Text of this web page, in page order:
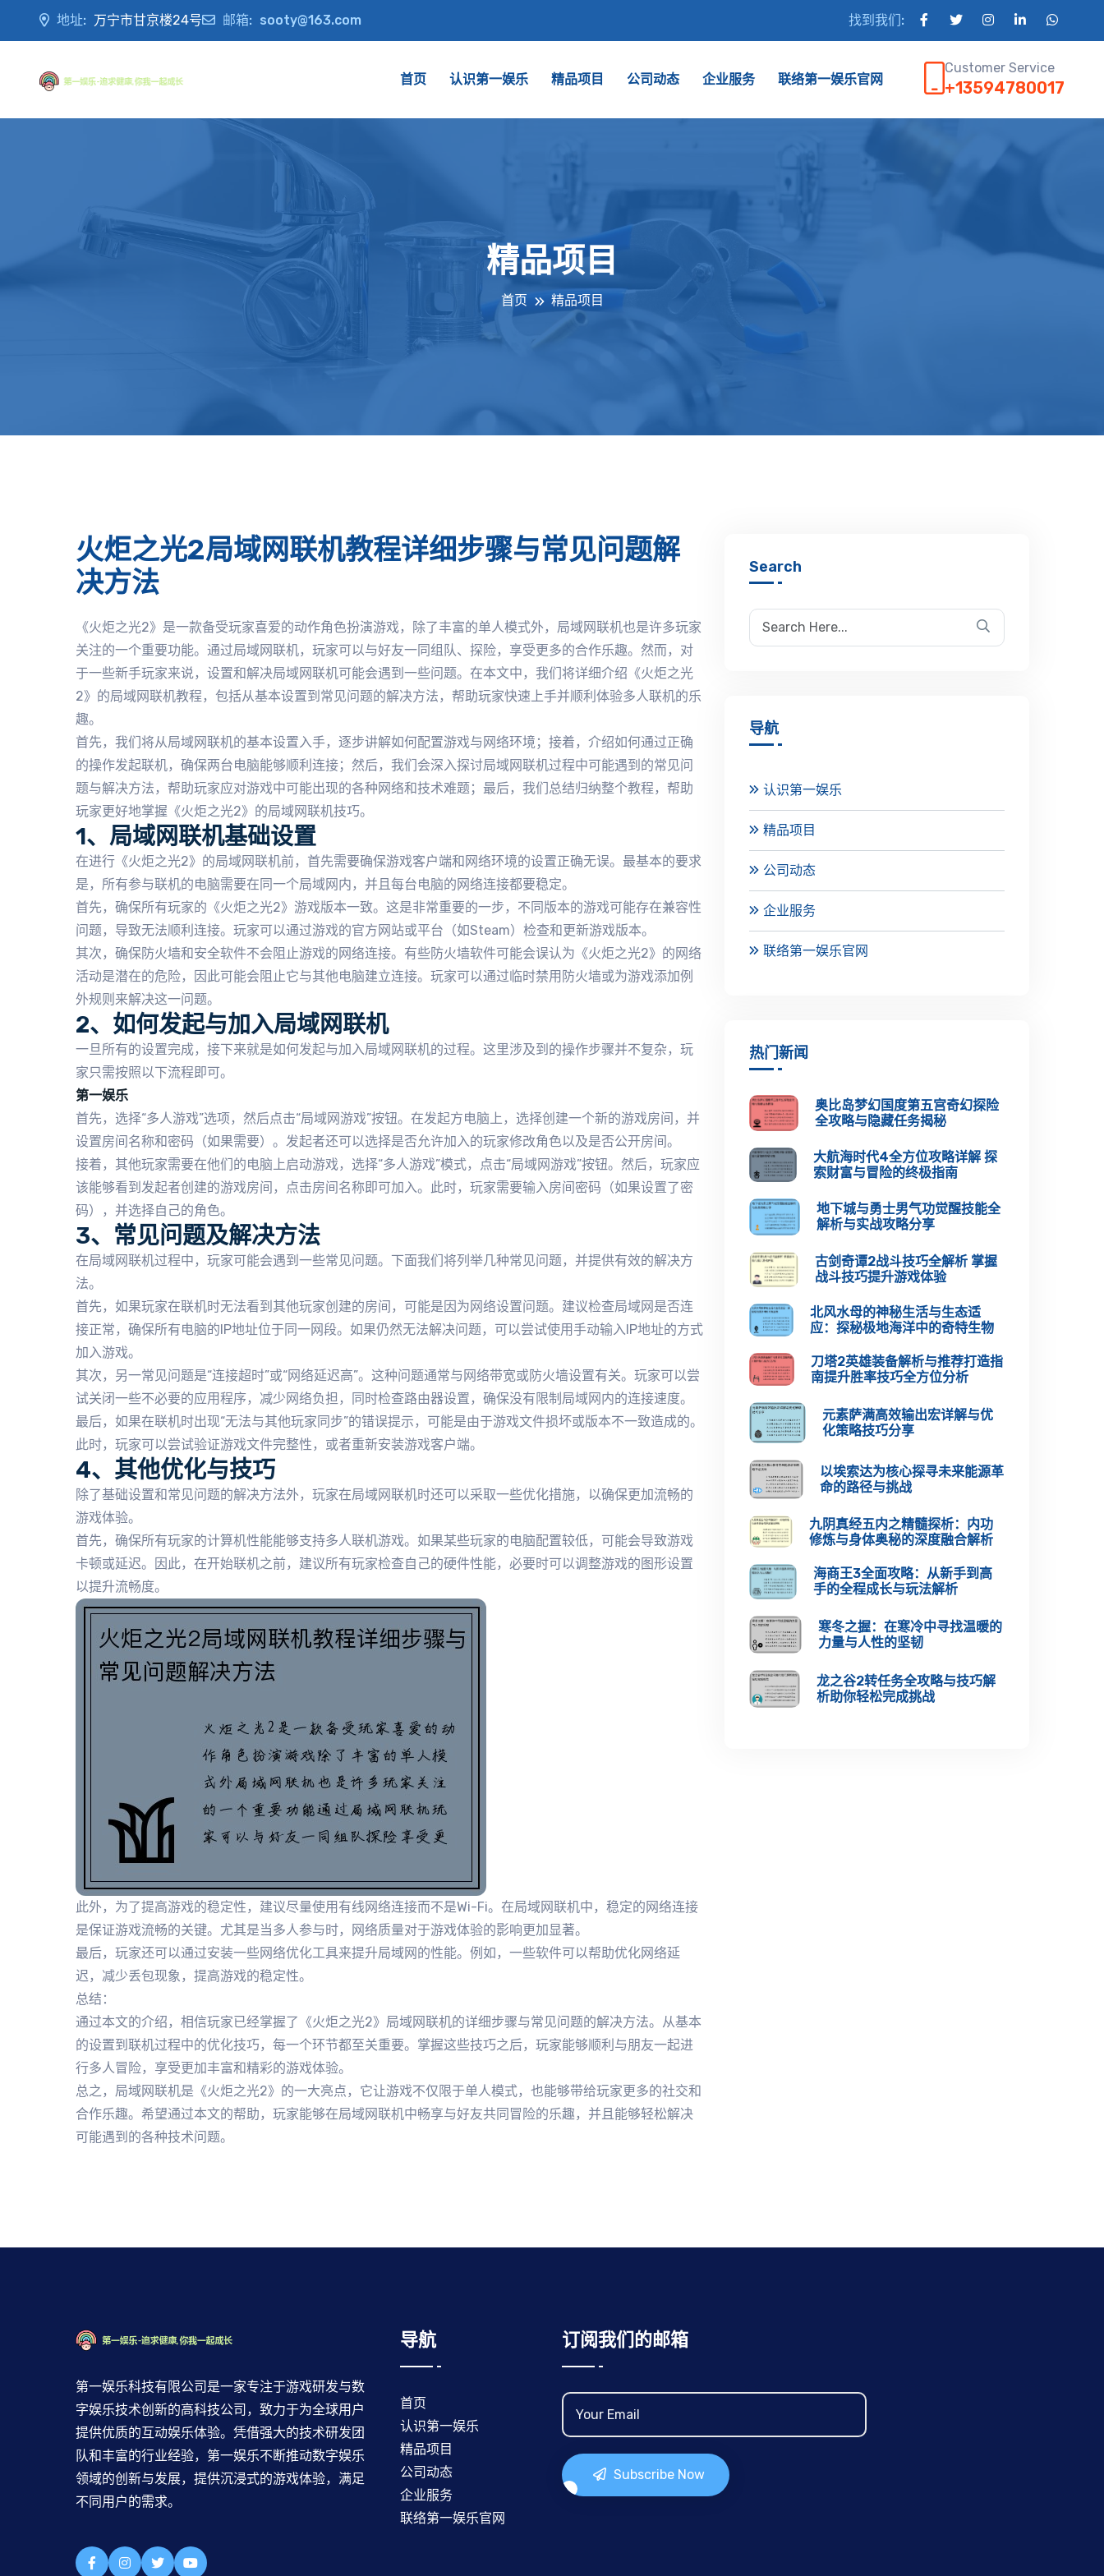
地址: 万宁市甘京楼24号 邮箱: sooty@163.com 找到我们:
首页 认识第一娱乐 精品项目 公司动态 企业服务 联络第一娱乐官网
Customer Service
+13594780017
精品项目
首页 精品项目
火炬之光2局域网联机教程详细步骤与常见问题解
决方法
《火炬之光2》是一款备受玩家喜爱的动作角色扮演游戏，除了丰富的单人模式外，局域网联机也是许多玩家
关注的一个重要功能。通过局域网联机，玩家可以与好友一同组队、探险，享受更多的合作乐趣。然而，对
于一些新手玩家来说，设置和解决局域网联机可能会遇到一些问题。在本文中，我们将详细介绍《火炬之光
2》的局域网联机教程，包括从基本设置到常见问题的解决方法，帮助玩家快速上手并顺利体验多人联机的乐
趣。
首先，我们将从局域网联机的基本设置入手，逐步讲解如何配置游戏与网络环境；接着，介绍如何通过正确
的操作发起联机，确保两台电脑能够顺利连接；然后，我们会深入探讨局域网联机过程中可能遇到的常见问
题与解决方法，帮助玩家应对游戏中可能出现的各种网络和技术难题；最后，我们总结归纳整个教程，帮助
玩家更好地掌握《火炬之光2》的局域网联机技巧。
1、局域网联机基础设置
在进行《火炬之光2》的局域网联机前，首先需要确保游戏客户端和网络环境的设置正确无误。最基本的要求
是，所有参与联机的电脑需要在同一个局域网内，并且每台电脑的网络连接都要稳定。
首先，确保所有玩家的《火炬之光2》游戏版本一致。这是非常重要的一步，不同版本的游戏可能存在兼容性
问题，导致无法顺利连接。玩家可以通过游戏的官方网站或平台（如Steam）检查和更新游戏版本。
其次，确保防火墙和安全软件不会阻止游戏的网络连接。有些防火墙软件可能会误认为《火炬之光2》的网络
活动是潜在的危险，因此可能会阻止它与其他电脑建立连接。玩家可以通过临时禁用防火墙或为游戏添加例
外规则来解决这一问题。
2、如何发起与加入局域网联机
一旦所有的设置完成，接下来就是如何发起与加入局域网联机的过程。这里涉及到的操作步骤并不复杂，玩
家只需按照以下流程即可。
第一娱乐
首先，选择“多人游戏”选项，然后点击“局域网游戏”按钮。在发起方电脑上，选择创建一个新的游戏房间，并
设置房间名称和密码（如果需要）。发起者还可以选择是否允许加入的玩家修改角色以及是否公开房间。
接着，其他玩家需要在他们的电脑上启动游戏，选择“多人游戏”模式，点击“局域网游戏”按钮。然后，玩家应
该能够看到发起者创建的游戏房间，点击房间名称即可加入。此时，玩家需要输入房间密码（如果设置了密
码），并选择自己的角色。
3、常见问题及解决方法
在局域网联机过程中，玩家可能会遇到一些常见问题。下面我们将列举几种常见问题，并提供有效的解决方
法。
首先，如果玩家在联机时无法看到其他玩家创建的房间，可能是因为网络设置问题。建议检查局域网是否连
接正常，确保所有电脑的IP地址位于同一网段。如果仍然无法解决问题，可以尝试使用手动输入IP地址的方式
加入游戏。
其次，另一常见问题是“连接超时”或“网络延迟高”。这种问题通常与网络带宽或防火墙设置有关。玩家可以尝
试关闭一些不必要的应用程序，减少网络负担，同时检查路由器设置，确保没有限制局域网内的连接速度。
最后，如果在联机时出现“无法与其他玩家同步”的错误提示，可能是由于游戏文件损坏或版本不一致造成的。
此时，玩家可以尝试验证游戏文件完整性，或者重新安装游戏客户端。
4、其他优化与技巧
除了基础设置和常见问题的解决方法外，玩家在局域网联机时还可以采取一些优化措施，以确保更加流畅的
游戏体验。
首先，确保所有玩家的计算机性能能够支持多人联机游戏。如果某些玩家的电脑配置较低，可能会导致游戏
卡顿或延迟。因此，在开始联机之前，建议所有玩家检查自己的硬件性能，必要时可以调整游戏的图形设置
以提升流畅度。
此外，为了提高游戏的稳定性，建议尽量使用有线网络连接而不是Wi-Fi。在局域网联机中，稳定的网络连接
是保证游戏流畅的关键。尤其是当多人参与时，网络质量对于游戏体验的影响更加显著。
最后，玩家还可以通过安装一些网络优化工具来提升局域网的性能。例如，一些软件可以帮助优化网络延
迟，减少丢包现象，提高游戏的稳定性。
总结：
通过本文的介绍，相信玩家已经掌握了《火炬之光2》局域网联机的详细步骤与常见问题的解决方法。从基本
的设置到联机过程中的优化技巧，每一个环节都至关重要。掌握这些技巧之后，玩家能够顺利与朋友一起进
行多人冒险，享受更加丰富和精彩的游戏体验。
总之，局域网联机是《火炬之光2》的一大亮点，它让游戏不仅限于单人模式，也能够带给玩家更多的社交和
合作乐趣。希望通过本文的帮助，玩家能够在局域网联机中畅享与好友共同冒险的乐趣，并且能够轻松解决
可能遇到的各种技术问题。
Search
导航
认识第一娱乐
精品项目
公司动态
企业服务
联络第一娱乐官网
热门新闻
奥比岛梦幻国度第五宫奇幻探险
全攻略与隐藏任务揭秘
大航海时代4全方位攻略详解 探
索财富与冒险的终极指南
地下城与勇士男气功觉醒技能全
解析与实战攻略分享
古剑奇谭2战斗技巧全解析 掌握
战斗技巧提升游戏体验
北风水母的神秘生活与生态适
应：探秘极地海洋中的奇特生物
刀塔2英雄装备解析与推荐打造指
南提升胜率技巧全方位分析
元素萨满高效输出宏详解与优
化策略技巧分享
以埃索达为核心探寻未来能源革
命的路径与挑战
九阴真经五内之精髓探析：内功
修炼与身体奥秘的深度融合解析
海商王3全面攻略：从新手到高
手的全程成长与玩法解析
寒冬之握：在寒冷中寻找温暖的
力量与人性的坚韧
龙之谷2转任务全攻略与技巧解
析助你轻松完成挑战
第一娱乐科技有限公司是一家专注于游戏研发与数
字娱乐技术创新的高科技公司，致力于为全球用户
提供优质的互动娱乐体验。凭借强大的技术研发团
队和丰富的行业经验，第一娱乐不断推动数字娱乐
领域的创新与发展，提供沉浸式的游戏体验，满足
不同用户的需求。
导航
首页
认识第一娱乐
精品项目
公司动态
企业服务
联络第一娱乐官网
订阅我们的邮箱
Subscribe Now